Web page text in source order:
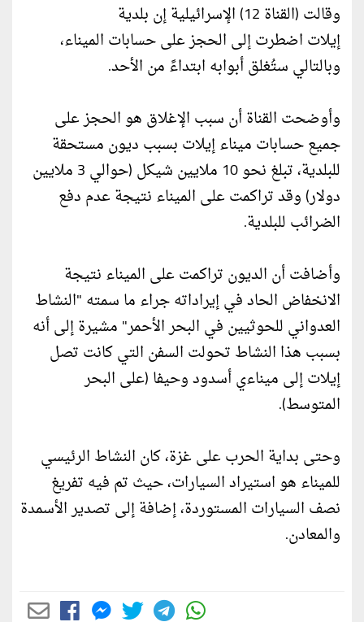
وقالت (القناة 12) الإسرائيلية إن بلدية
إيلات اضطرت إلى الحجز على حسابات الميناء،
وبالتالي ستُغلق أبوابه ابتداءً من الأحد.
وأوضحت القناة أن سبب الإغلاق هو الحجز على
جميع حسابات ميناء إيلات بسبب ديون مستحقة
للبلدية، تبلغ نحو 10 ملايين شيكل (حوالي 3 ملايين
دولار) وقد تراكمت على الميناء نتيجة عدم دفع
الضرائب للبلدية.
وأضافت أن الديون تراكمت على الميناء نتيجة
الانخفاض الحاد في إيراداته جراء ما سمته "النشاط
العدواني للحوثيين في البحر الأحمر" مشيرة إلى أنه
بسبب هذا النشاط تحولت السفن التي كانت تصل
إيلات إلى ميناءي أسدود وحيفا (على البحر
المتوسط).
وحتى بداية الحرب على غزة، كان النشاط الرئيسي
للميناء هو استيراد السيارات، حيث تم فيه تفريغ
نصف السيارات المستوردة، إضافة إلى تصدير الأسمدة
والمعادن.